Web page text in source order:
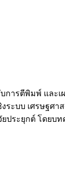
รตีพิมพ์ และ
ะบบ เศรษฐ
ะยุกต์ โดยบท